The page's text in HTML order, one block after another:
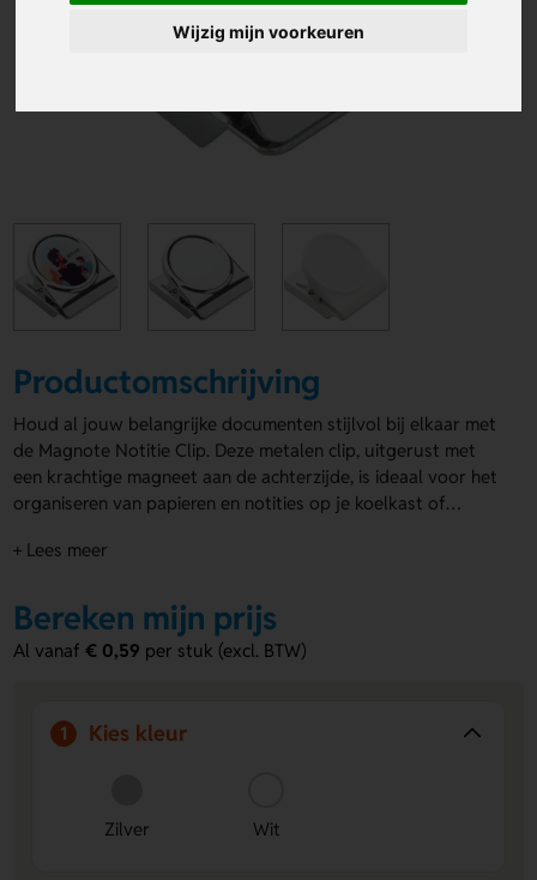
Wijzig mijn voorkeuren
Productomschrijving
Houd al jouw belangrijke documenten stijlvol bij elkaar met
de Magnote Notitie Clip. Deze metalen clip, uitgerust met
een krachtige magneet aan de achterzijde, is ideaal voor het
organiseren van papieren en notities op je koelkast of
handig. Vekrijgbaar in het wit of in het zilver. Het ronde
colour met een duurzame epoxylaag. Wil je
bedrukken? Deze clip is jouw beste keuze!
+ Lees meer
Bereken mijn prijs
Al vanaf€ 0,59 per stuk (excl. BTW)
1 Kies kleur
Zilver Wit